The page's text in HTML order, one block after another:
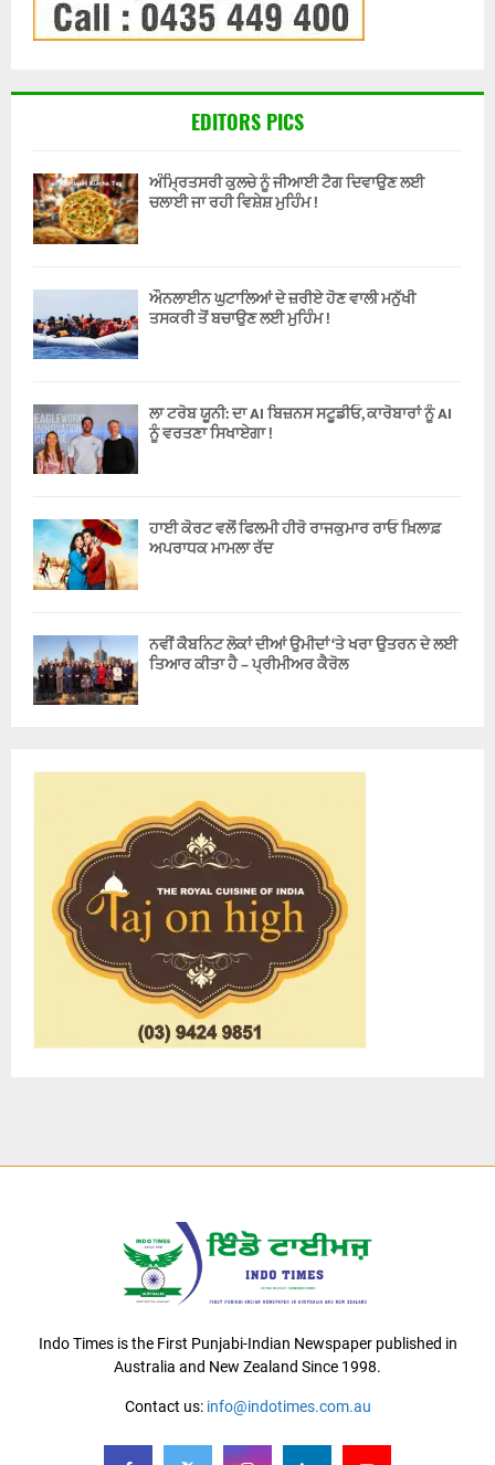
EDITORS PICS
ਅੰਮ੍ਰਿਤਸਰੀ ਕੁਲਚੇ ਨੂੰ ਜੀਆਈ ਟੈਗ ਦਿਵਾਉਣ ਲਈ
ਚਲਾਈ ਜਾ ਰਹੀ ਵਿਸ਼ੇਸ਼ ਮੁਹਿੰਮ !
ਔਨਲਾਈਨ ਘੁਟਾਲਿਆਂ ਦੇ ਜ਼ਰੀਏ ਹੋਣ ਵਾਲੀ ਮਨੁੱਖੀ
ਤਸਕਰੀ ਤੋਂ ਬਚਾਉਣ ਲਈ ਮੁਹਿੰਮ !
ਲਾ ਟਰੋਬ ਯੂਨੀ: ਦਾ AI ਬਿਜ਼ਨਸ ਸਟੂਡੀਓ, ਕਾਰੋਬਾਰਾਂ ਨੂੰ AI
ਨੂੰ ਵਰਤਣਾ ਸਿਖਾਏਗਾ !
ਹਾਈ ਕੋਰਟ ਵਲੋਂ ਫਿਲਮੀ ਹੀਰੋ ਰਾਜਕੁਮਾਰ ਰਾਓ ਖ਼ਿਲਾਫ਼
ਅਪਰਾਧਕ ਮਾਮਲਾ ਰੱਦ
ਨਵੀਂ ਕੈਬਨਿਟ ਲੋਕਾਂ ਦੀਆਂ ਉਮੀਦਾਂ ‘ਤੇ ਖਰਾ ਉਤਰਨ ਦੇ ਲਈ
ਤਿਆਰ ਕੀਤਾ ਹੈ – ਪ੍ਰੀਮੀਅਰ ਕੈਰੋਲ
Indo Times is the First Punjabi-Indian Newspaper published in
Australia and New Zealand Since 1998.
Contact us: info@indotimes.com.au